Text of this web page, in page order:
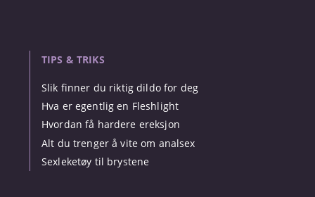
TIPS & TRIKS
Slik finner du riktig dildo for deg
Hva er egentlig en Fleshlight
Hvordan få hardere ereksjon
Alt du trenger å vite om analsex
Sexleketøy til brystene